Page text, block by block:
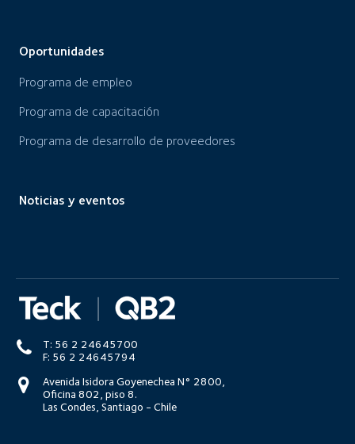
Oportunidades
Programa de empleo
Programa de capacitación
Programa de desarrollo de proveedores
Noticias y eventos
T: 56 2 24645700
F: 56 2 24645794
Avenida Isidora Goyenechea N° 2800,
Oficina 802, piso 8.
Las Condes, Santiago - Chile